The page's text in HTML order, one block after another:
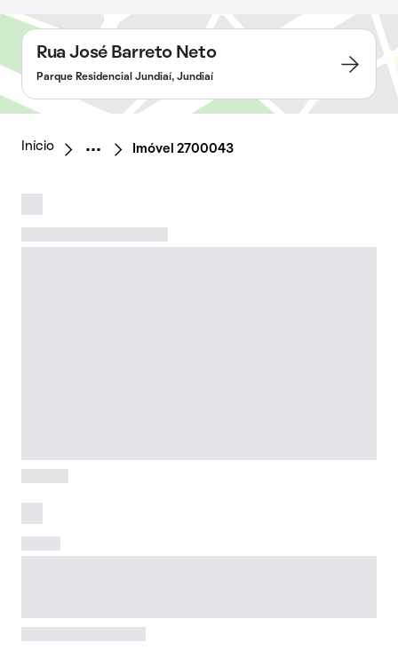
Rua José Barreto Neto
Parque Residencial Jundiaí, Jundiaí
Início Imóvel 2700043